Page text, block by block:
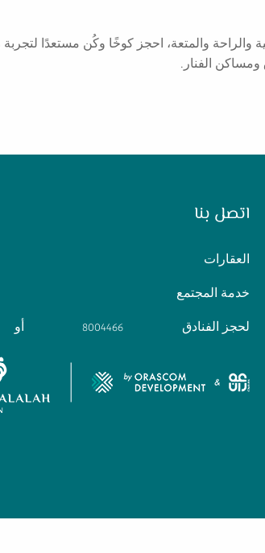
والمتعة، احجز كوخًا وكُن مستعدًا لتجربة
ومساكن الفنار.
اتصل بنا
العقارات
خدمة المجتمع
لحجز الفنادق 8004466 أو